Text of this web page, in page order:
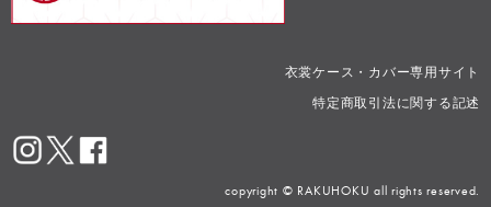
衣裳ケース・カバー専用サイト
特定商取引法に関する記述
copyright © RAKUHOKU all rights reserved.